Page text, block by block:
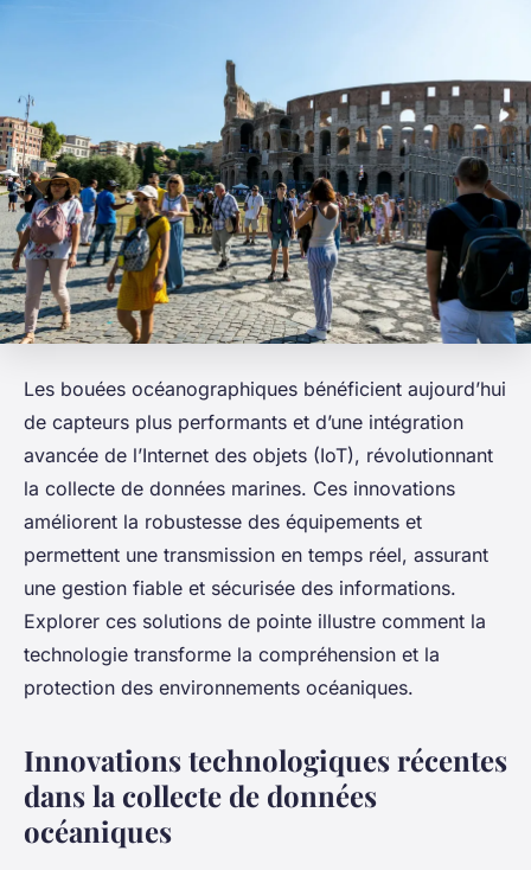
Les bouées océanographiques bénéficient aujourd’hui
de capteurs plus performants et d’une intégration
avancée de l’Internet des objets (IoT), révolutionnant
la collecte de données marines. Ces innovations
améliorent la robustesse des équipements et
permettent une transmission en temps réel, assurant
une gestion fiable et sécurisée des informations.
Explorer ces solutions de pointe illustre comment la
technologie transforme la compréhension et la
protection des environnements océaniques.
Innovations technologiques récentes
dans la collecte de données
océaniques